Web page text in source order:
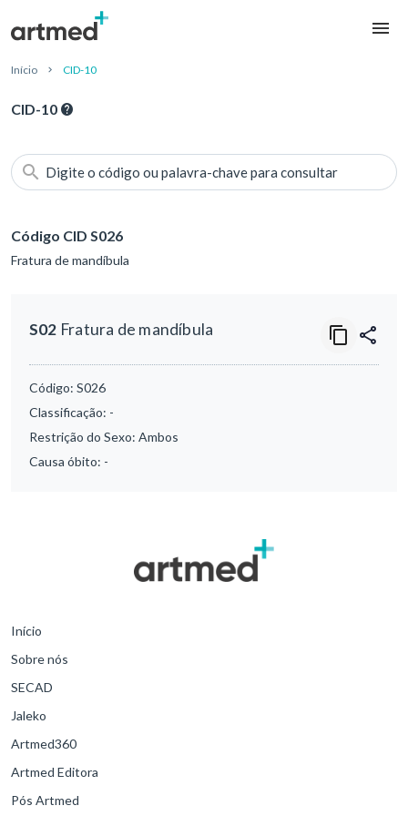
Início CID-10
CID-10
Digite o código ou palavra-chave para consultar
Código CID S026
Fratura de mandíbula
S02 Fratura de mandíbula
Código: S026
Classificação: -
Restrição do Sexo: Ambos
Causa óbito: -
Início
Sobre nós
SECAD
Jaleko
Artmed360
Artmed Editora
Pós Artmed